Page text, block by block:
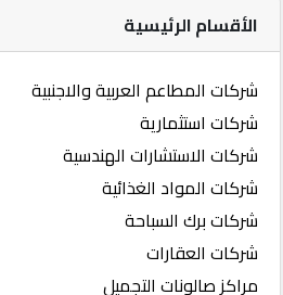
الأقسام الرئيسية
شركات المطاعم العربية والاجنبية
شركات استثمارية
شركات الاستشارات الهندسية
شركات المواد الغذائية
شركات برك السباحة
شركات العقارات
مراكز صالونات التجميل